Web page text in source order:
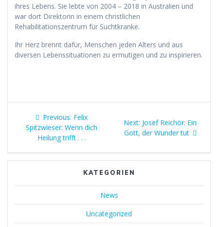
ihres Lebens. Sie lebte von 2004 – 2018 in Australien und
war dort Direktorin in einem christlichen
Rehabilitationszentrum für Suchtkranke.
Ihr Herz brennt dafür, Menschen jeden Alters und aus
diversen Lebenssituationen zu ermutigen und zu inspirieren.
Beitragsnavigation
Previous: Previous
post:
Felix
Spitzwieser: Wenn dich
Heilung trifft . . .
Next: Next
post:
Josef Reichör: Ein
Gott, der Wunder tut
KATEGORIEN
News
Uncategorized